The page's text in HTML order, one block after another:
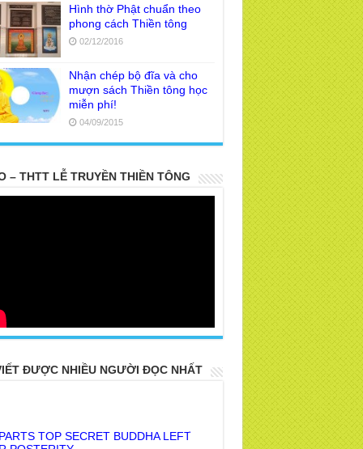
Hình thờ Phật chuẩn theo
phong cách Thiền tông
02/12/2016
Nhận chép bộ đĩa và cho
mượn sách Thiền tông học
miễn phí!
04/09/2015
– THTT LỄ TRUYỀN THIỀN TÔNG
ĐƯỢC NHIỀU NGƯỜI ĐỌC NHẤT